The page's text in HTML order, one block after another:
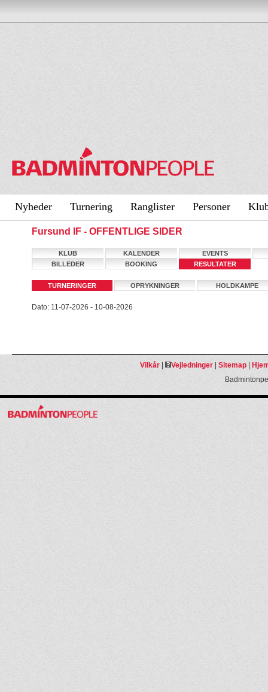
Nyheder Turnering Ranglister Personer
Fursund IF - OFFENTLIGE SIDER
KLUB KALENDER
EVENTS
BILLEDER
BOOKING RESULTATER
TURNERINGER OPRYKNINGER HOLDKAMPE
Dato: 11-07-2026 - 10-08-2026
Vilkår| Vejledninger| Sitemap|